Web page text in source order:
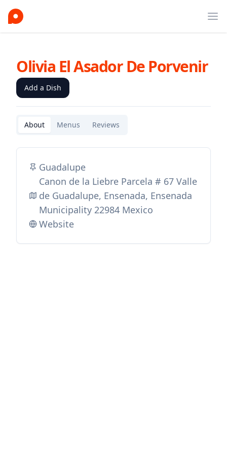
Olivia El Asador De Porvenir
Add a Dish
About Menus Reviews
Guadalupe
Canon de la Liebre Parcela # 67 Valle
de Guadalupe, Ensenada, Ensenada
Municipality 22984 Mexico
Website